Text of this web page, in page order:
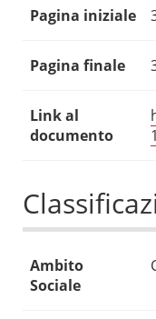
Pagina iniziale
Pagina finale
Link al
documento
Ambito
Sociale